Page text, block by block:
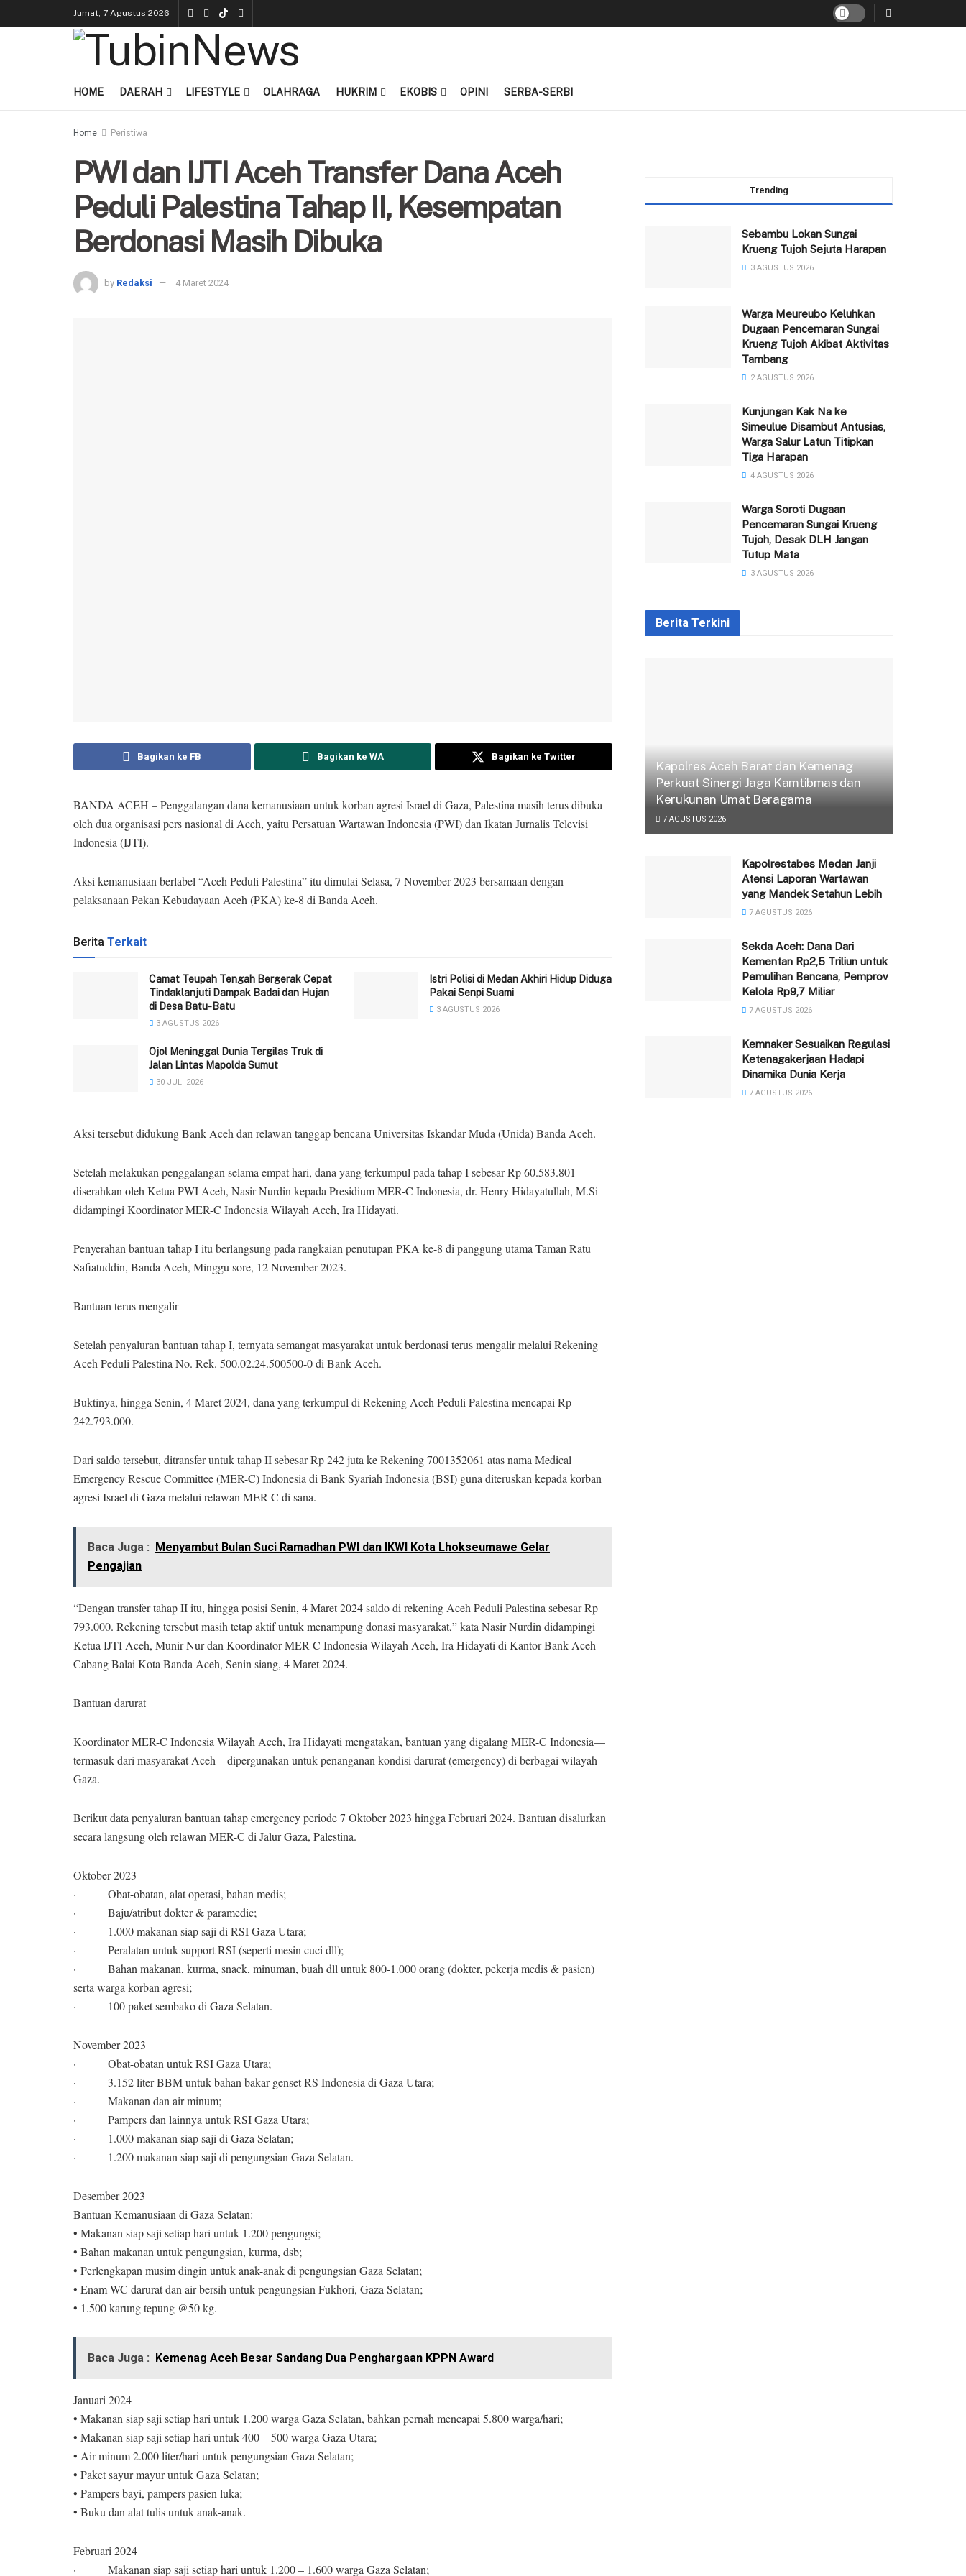
Jumat, 7 Agustus 2026
HOME DAERAH LIFESTYLE OLAHRAGA HUKRIM EKOBIS OPINI SERBA-SERBI
Home Peristiwa
PWI dan IJTI Aceh Transfer Dana Aceh
Peduli Palestina Tahap II, Kesempatan
Berdonasi Masih Dibuka
by Redaksi 4 Maret 2024
Bagikan ke FB Bagikan ke WA Bagikan ke Twitter
BANDA ACEH – Penggalangan dana kemanusiaan untuk korban agresi Israel di Gaza, Palestina masih terus dibuka
oleh dua organisasi pers nasional di Aceh, yaitu Persatuan Wartawan Indonesia (PWI) dan Ikatan Jurnalis Televisi
Indonesia (IJTI).
Aksi kemanusiaan berlabel “Aceh Peduli Palestina” itu dimulai Selasa, 7 November 2023 bersamaan dengan
pelaksanaan Pekan Kebudayaan Aceh (PKA) ke-8 di Banda Aceh.
Berita Terkait
Camat Teupah Tengah Bergerak Cepat
Tindaklanjuti Dampak Badai dan Hujan
di Desa Batu-Batu
3 AGUSTUS 2026
‎Istri Polisi di Medan Akhiri Hidup Diduga
Pakai Senpi Suami
3 AGUSTUS 2026
Ojol Meninggal Dunia Tergilas Truk di
Jalan Lintas Mapolda Sumut
30 JULI 2026
Aksi tersebut didukung Bank Aceh dan relawan tanggap bencana Universitas Iskandar Muda (Unida) Banda Aceh.
Setelah melakukan penggalangan selama empat hari, dana yang terkumpul pada tahap I sebesar Rp 60.583.801
diserahkan oleh Ketua PWI Aceh, Nasir Nurdin kepada Presidium MER-C Indonesia, dr. Henry Hidayatullah, M.Si
didampingi Koordinator MER-C Indonesia Wilayah Aceh, Ira Hidayati.
Penyerahan bantuan tahap I itu berlangsung pada rangkaian penutupan PKA ke-8 di panggung utama Taman Ratu
Safiatuddin, Banda Aceh, Minggu sore, 12 November 2023.
Bantuan terus mengalir
Setelah penyaluran bantuan tahap I, ternyata semangat masyarakat untuk berdonasi terus mengalir melalui Rekening
Aceh Peduli Palestina No. Rek. 500.02.24.500500-0 di Bank Aceh.
Buktinya, hingga Senin, 4 Maret 2024, dana yang terkumpul di Rekening Aceh Peduli Palestina mencapai Rp
242.793.000.
Dari saldo tersebut, ditransfer untuk tahap II sebesar Rp 242 juta ke Rekening 7001352061 atas nama Medical
Emergency Rescue Committee (MER-C) Indonesia di Bank Syariah Indonesia (BSI) guna diteruskan kepada korban
agresi Israel di Gaza melalui relawan MER-C di sana.
Baca Juga : Menyambut Bulan Suci Ramadhan PWI dan IKWI Kota Lhokseumawe Gelar
Pengajian
“Dengan transfer tahap II itu, hingga posisi Senin, 4 Maret 2024 saldo di rekening Aceh Peduli Palestina sebesar Rp
793.000. Rekening tersebut masih tetap aktif untuk menampung donasi masyarakat,” kata Nasir Nurdin didampingi
Ketua IJTI Aceh, Munir Nur dan Koordinator MER-C Indonesia Wilayah Aceh, Ira Hidayati di Kantor Bank Aceh
Cabang Balai Kota Banda Aceh, Senin siang, 4 Maret 2024.
Bantuan darurat
Koordinator MER-C Indonesia Wilayah Aceh, Ira Hidayati mengatakan, bantuan yang digalang MER-C Indonesia—
termasuk dari masyarakat Aceh—dipergunakan untuk penanganan kondisi darurat (emergency) di berbagai wilayah
Gaza.
Berikut data penyaluran bantuan tahap emergency periode 7 Oktober 2023 hingga Februari 2024. Bantuan disalurkan
secara langsung oleh relawan MER-C di Jalur Gaza, Palestina.
Oktober 2023
· Obat-obatan, alat operasi, bahan medis;
· Baju/atribut dokter & paramedic;
· 1.000 makanan siap saji di RSI Gaza Utara;
· Peralatan untuk support RSI (seperti mesin cuci dll);
· Bahan makanan, kurma, snack, minuman, buah dll untuk 800-1.000 orang (dokter, pekerja medis & pasien)
serta warga korban agresi;
· 100 paket sembako di Gaza Selatan.
November 2023
· Obat-obatan untuk RSI Gaza Utara;
· 3.152 liter BBM untuk bahan bakar genset RS Indonesia di Gaza Utara;
· Makanan dan air minum;
· Pampers dan lainnya untuk RSI Gaza Utara;
· 1.000 makanan siap saji di Gaza Selatan;
· 1.200 makanan siap saji di pengungsian Gaza Selatan.
Desember 2023
Bantuan Kemanusiaan di Gaza Selatan:
• Makanan siap saji setiap hari untuk 1.200 pengungsi;
• Bahan makanan untuk pengungsian, kurma, dsb;
• Perlengkapan musim dingin untuk anak-anak di pengungsian Gaza Selatan;
• Enam WC darurat dan air bersih untuk pengungsian Fukhori, Gaza Selatan;
• 1.500 karung tepung @50 kg.
Baca Juga : Kemenag Aceh Besar Sandang Dua Penghargaan KPPN Award
Januari 2024
• Makanan siap saji setiap hari untuk 1.200 warga Gaza Selatan, bahkan pernah mencapai 5.800 warga/hari;
• Makanan siap saji setiap hari untuk 400 – 500 warga Gaza Utara;
• Air minum 2.000 liter/hari untuk pengungsian Gaza Selatan;
• Paket sayur mayur untuk Gaza Selatan;
• Pampers bayi, pampers pasien luka;
• Buku dan alat tulis untuk anak-anak.
Februari 2024
· Makanan siap saji setiap hari untuk 1.200 – 1.600 warga Gaza Selatan;
Trending
Sebambu Lokan Sungai
Krueng Tujoh Sejuta Harapan
3 AGUSTUS 2026
Warga Meureubo Keluhkan
Dugaan Pencemaran Sungai
Krueng Tujoh Akibat Aktivitas
Tambang
2 AGUSTUS 2026
Kunjungan Kak Na ke
Simeulue Disambut Antusias,
Warga Salur Latun Titipkan
Tiga Harapan
4 AGUSTUS 2026
Warga Soroti Dugaan
Pencemaran Sungai Krueng
Tujoh, Desak DLH Jangan
Tutup Mata
3 AGUSTUS 2026
Berita Terkini
Kapolres Aceh Barat dan Kemenag
Perkuat Sinergi Jaga Kamtibmas dan
Kerukunan Umat Beragama
7 AGUSTUS 2026
Kapolrestabes Medan Janji
Atensi Laporan Wartawan
yang Mandek Setahun Lebih
7 AGUSTUS 2026
Sekda Aceh: Dana Dari
Kementan Rp2,5 Triliun untuk
Pemulihan Bencana, Pemprov
Kelola Rp9,7 Miliar
7 AGUSTUS 2026
Kemnaker Sesuaikan Regulasi
Ketenagakerjaan Hadapi
Dinamika Dunia Kerja
7 AGUSTUS 2026